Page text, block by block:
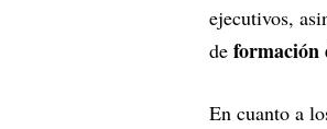
ejecutivos,
de
En cuanto a